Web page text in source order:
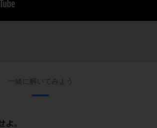
一緒に解いてみよう